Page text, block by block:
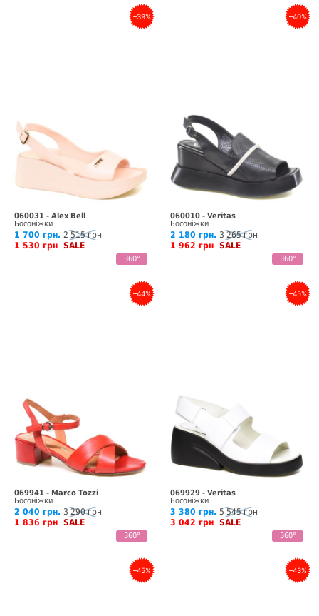
–39%
060031 - Alex Bell
Босоніжки
1 700 грн. 2 515 грн
1 530 грн SALE
360°
–40%
060010 - Veritas
Босоніжки
2 180 грн. 3 265 грн
1 962 грн SALE
360°
–44%
069941 - Marco Tozzi
Босоніжки
2 040 грн. 3 290 грн
1 836 грн SALE
360°
–45%
069929 - Veritas
Босоніжки
3 380 грн. 5 545 грн
3 042 грн SALE
360°
–45% –43%